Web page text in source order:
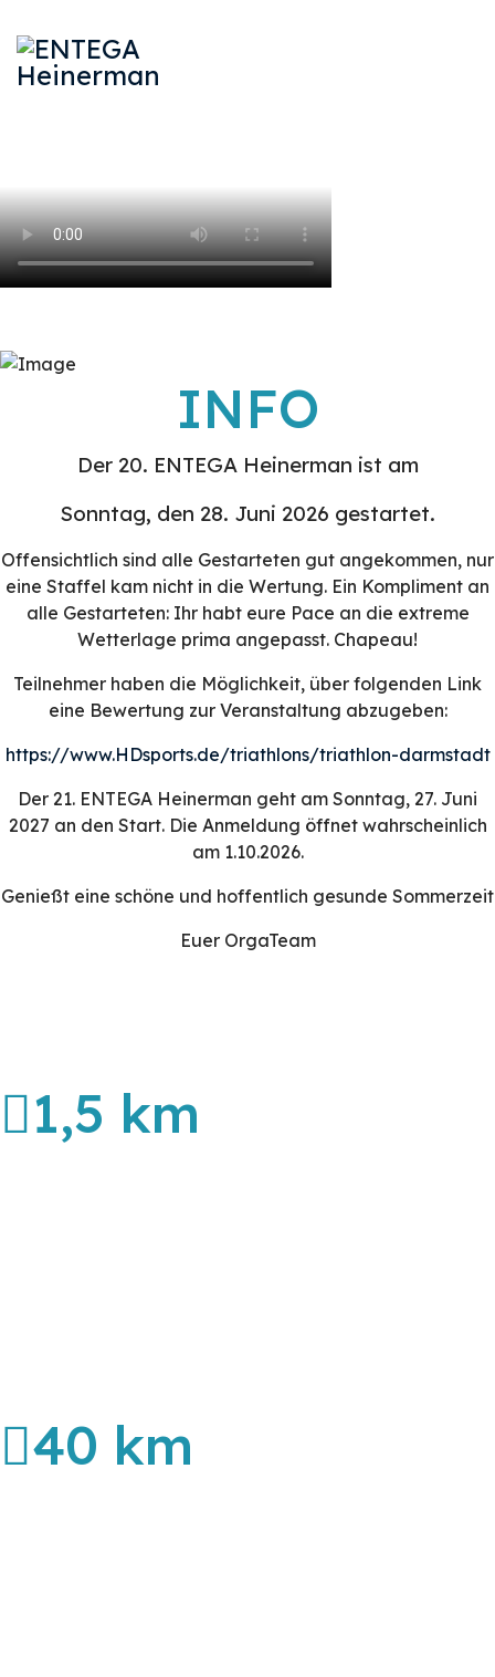
INFO
Der 20. ENTEGA Heinerman ist am
Sonntag, den 28. Juni 2026 gestartet.
Offensichtlich sind alle Gestarteten gut angekommen, nur
eine Staffel kam nicht in die Wertung. Ein Kompliment an
alle Gestarteten: Ihr habt eure Pace an die extreme
Wetterlage prima angepasst. Chapeau!
Teilnehmer haben die Möglichkeit, über folgenden Link
eine Bewertung zur Veranstaltung abzugeben:
https://www.HDsports.de/triathlons/triathlon-darmstadt
Der 21. ENTEGA Heinerman geht am Sonntag, 27. Juni
2027 an den Start. Die Anmeldung öffnet wahrscheinlich
am 1.10.2026.
Genießt eine schöne und hoffentlich gesunde Sommerzeit
Euer OrgaTeam
1,5 km
40 km